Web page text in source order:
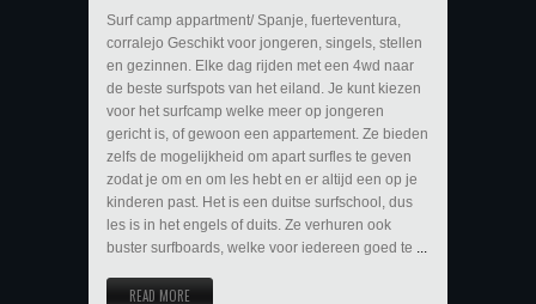
Surf camp appartment/ Spanje, fuerteventura,
corralejo Geschikt voor jongeren, singels, stellen
en gezinnen. Elke dag rijden met een 4wd naar
de beste surfspots van het eiland. Je kunt kiezen
voor het surfcamp welke meer op jongeren
gericht is, of gewoon een appartement. Ze bieden
zelfs de mogelijkheid om apart surfles te geven
zodat je om en om les hebt en er altijd een op je
kinderen past. Het is een duitse surfschool, dus
les is in het engels of duits. Ze verhuren ook
buster surfboards, welke voor iedereen goed te ...
READ MORE